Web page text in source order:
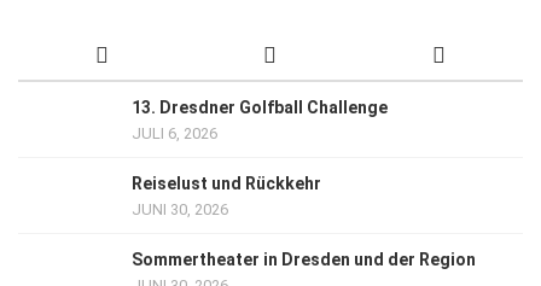
13. Dresdner Golfball Challenge
JULI 6, 2026
Reiselust und Rückkehr
JUNI 30, 2026
Sommertheater in Dresden und der Region